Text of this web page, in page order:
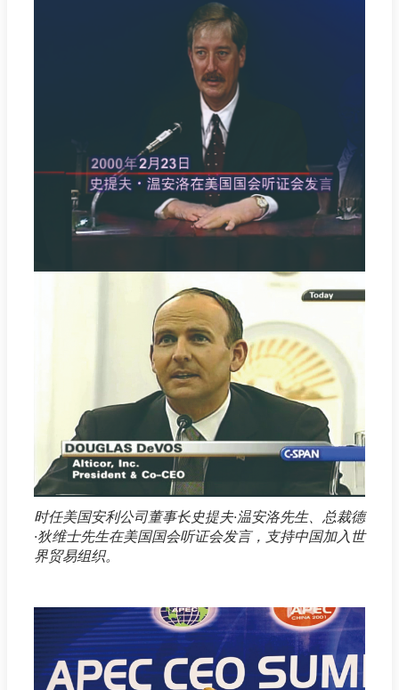
时任美国安利公司董事长史提夫·温安洛先生、总裁德
·狄维士先生在美国国会听证会发言，支持中国加入世
界贸易组织。